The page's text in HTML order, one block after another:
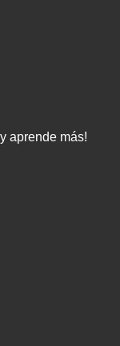
aprende más!